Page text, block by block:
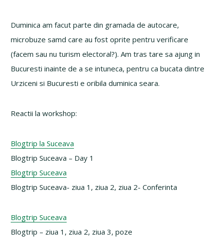
Duminica am facut parte din gramada de autocare,
microbuze samd care au fost oprite pentru verificare
(facem sau nu turism electoral?). Am tras tare sa ajung in
Bucuresti inainte de a se intuneca, pentru ca bucata dintre
Urziceni si Bucuresti e oribila duminica seara.
Reactii la workshop:
Blogtrip la Suceava
Blogtrip Suceava – Day 1
Blogtrip Suceava
Blogtrip Suceava- ziua 1, ziua 2, ziua 2- Conferinta
Blogtrip Suceava
Blogtrip – ziua 1, ziua 2, ziua 3, poze